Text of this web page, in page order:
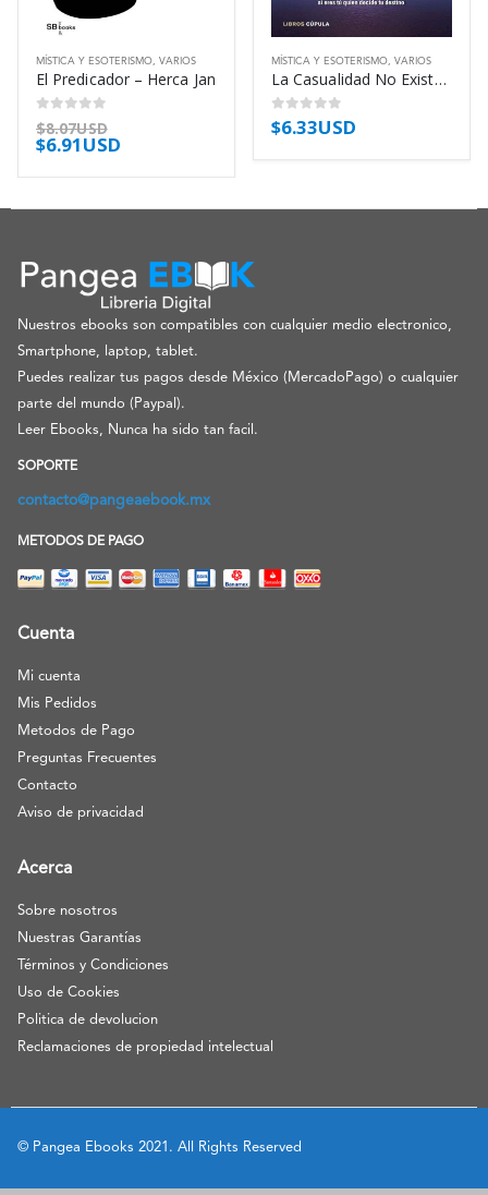
MÍSTICA Y ESOTERISMO, VARIOS
El Predicador – Herca Jan
0out of 5
$8.07USD
$6.91USD
MÍSTICA Y ESOTERISMO, VARIOS
La Casualidad No Existe – Mas De 70 Hechos – Palao Pons Pedro
0out of 5
$6.33USD
Nuestros ebooks son compatibles con cualquier medio electronico,
Smartphone, laptop, tablet.
Puedes realizar tus pagos desde México (MercadoPago) o cualquier
parte del mundo (Paypal).
Leer Ebooks, Nunca ha sido tan facil.
SOPORTE
contacto@pangeaebook.mx
METODOS DE PAGO
Cuenta
Mi cuenta
Mis Pedidos
Metodos de Pago
Preguntas Frecuentes
Contacto
Aviso de privacidad
Acerca
Sobre nosotros
Nuestras Garantías
Términos y Condiciones
Uso de Cookies
Politica de devolucion
Reclamaciones de propiedad intelectual
© Pangea Ebooks 2021. All Rights Reserved